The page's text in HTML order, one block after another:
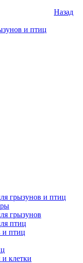
Назад
и птиц
грызунов и птиц
грызунов
птиц
и птиц
и клетки